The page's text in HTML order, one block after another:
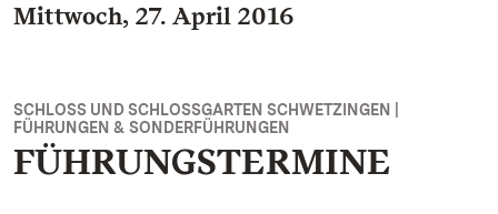
Mittwoch, 27. April 2016
SCHLOSS UND SCHLOSSGARTEN SCHWETZINGEN |
FÜHRUNGEN & SONDERFÜHRUNGEN
FÜHRUNGSTERMINE